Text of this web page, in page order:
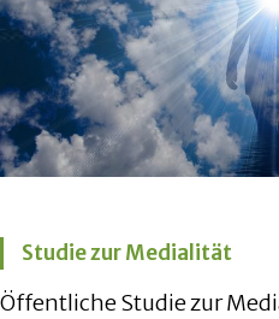
Studie zur Medialität
Öffentliche Studie zur